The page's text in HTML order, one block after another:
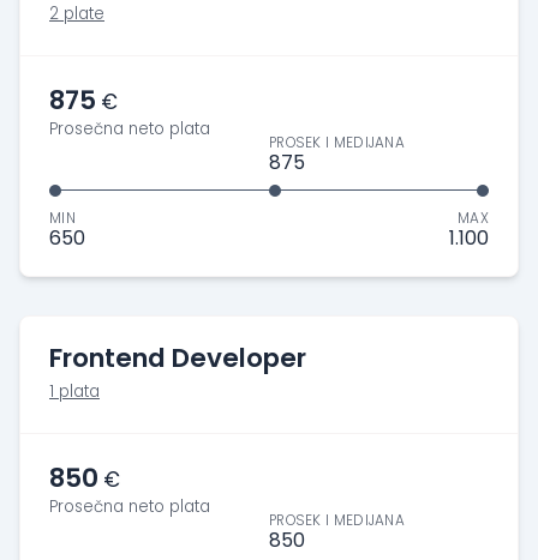
2 plate
875 €
Prosečna neto plata
MIN
650
PROSEK I MEDIJANA
875
MAX
1.100
Frontend Developer
1 plata
850 €
Prosečna neto plata
PROSEK I MEDIJANA
850